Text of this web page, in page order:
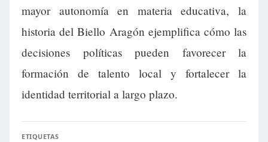
mayor autonomía en materia educativa, la
historia del Biello Aragón ejemplifica cómo las
decisiones políticas pueden favorecer la
formación de talento local y fortalecer la
identidad territorial a largo plazo.
ETIQUETAS